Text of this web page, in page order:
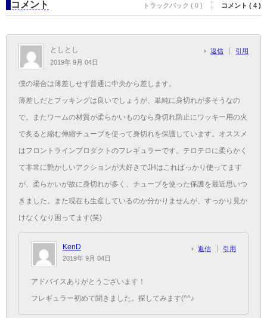
コメント トラックバック ( 0 ) コメント ( 4 )
としとし
2019年 9月 04日
返信 引用
僕の場合は薄差しせず普通に中央から差します。
薄差しだとフッキングは良いでしょうが、単純に身切れが多そうなの
で。またワームの材質が柔らかいものなら身切れ防止にワッキー用の火
で炙ると縮む伸縮チューブを使って身切れを保護しています。オススメ
はフロントラインプロダクトのフレギュラーです。テロテロに柔らかく
て非常に艶かしいアクションが大好きでJHはこればっかり使ってます
が、柔らかいが故に身切れが多く、チューブを使った保護を最近思いつ
きました。また現在も生産しているのか分かりませんが、すっかり見か
けなくなり困ってます(笑)
KenD
2019年 9月 04日
返信 引用
アドバイスありがとうございます！
フレギュラー初めて聞きました。探してみます(^^♪